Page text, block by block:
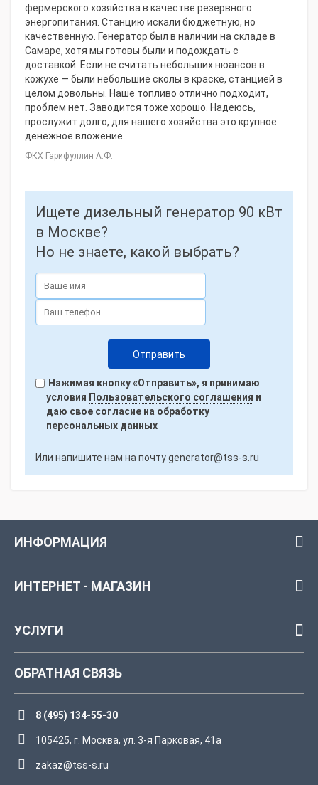
фермерского хозяйства в качестве резервного
энергопитания. Станцию искали бюджетную, но
качественную. Генератор был в наличии на складе в
Самаре, хотя мы готовы были и подождать с
доставкой. Если не считать небольших нюансов в
кожухе — были небольшие сколы в краске, станцией в
целом довольны. Наше топливо отлично подходит,
проблем нет. Заводится тоже хорошо. Надеюсь,
прослужит долго, для нашего хозяйства это крупное
денежное вложение.
ФКХ Гарифуллин А.Ф.
Ищете дизельный генератор 90 кВт
в Москве?
Но не знаете, какой выбрать?
Нажимая кнопку «Отправить», я принимаю
условия Пользовательского соглашения и
даю свое согласие на обработку
персональных данных
Или напишите нам на почтуgenerator@tss-s.ru
ИНФОРМАЦИЯ
ИНТЕРНЕТ - МАГАЗИН
УСЛУГИ
ОБРАТНАЯ СВЯЗЬ
8 (495) 134-55-30
105425, г. Москва, ул. 3-я Парковая, 41а
zakaz@tss-s.ru